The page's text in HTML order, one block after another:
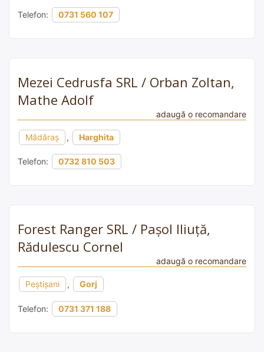
Telefon: 0731 560 107
Mezei Cedrusfa SRL / Orban Zoltan,
Mathe Adolf
adaugă o recomandare
Mădăraș , Harghita
Telefon: 0732 810 503
Forest Ranger SRL / Pașol Iliuță,
Rădulescu Cornel
adaugă o recomandare
Peștișani , Gorj
Telefon: 0731 371 188